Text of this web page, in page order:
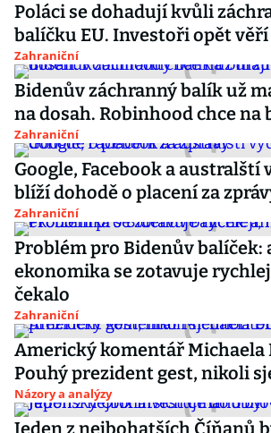
Poláci se dohadují kvůli
balíčku EU. Investoři opět
Zahraniční
Bidenův záchranný balík už
na dosah. Robinhood chce na
Zahraniční
Google, Facebook a australští
blíží dohodě o placení za
Zahraniční
Problém pro Bidenův balíček:
ekonomika se zotavuje
čekalo
Zahraniční
Americký komentář Michaela
Pouhý prezident gest, nikoli
Názory a analýzy
Jeden z nejbohatších Číňanů